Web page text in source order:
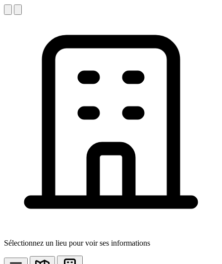
Sélectionnez un lieu pour voir ses informations